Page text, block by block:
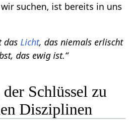
suchen, ist bereits in uns
dasLicht, das niemals erlischt
das ewig ist.“
Schlüssel zu
Disziplinen